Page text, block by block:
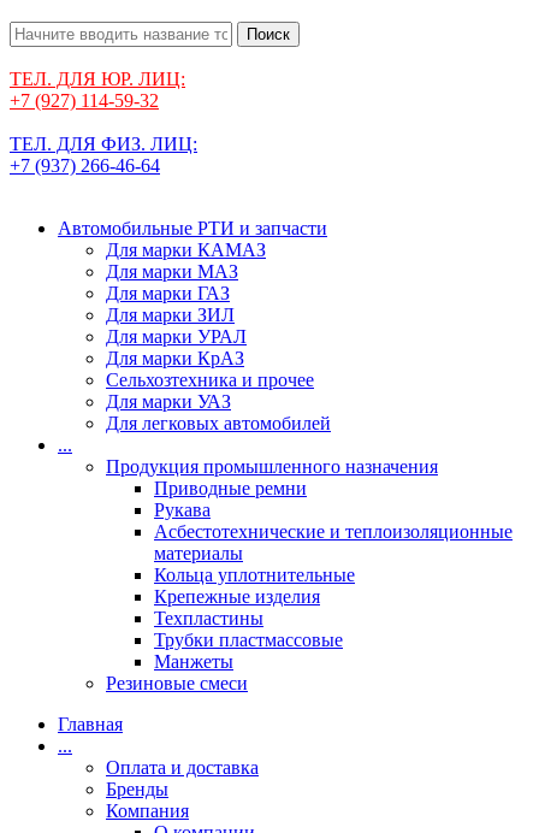
Поиск
ТЕЛ. ДЛЯ ЮР. ЛИЦ:
+7 (927) 114-59-32
ТЕЛ. ДЛЯ ФИЗ. ЛИЦ:
+7 (937) 266-46-64
Автомобильные РТИ и запчасти
Для марки КАМАЗ
Для марки МАЗ
Для марки ГАЗ
Для марки ЗИЛ
Для марки УРАЛ
Для марки КрАЗ
Сельхозтехника и прочее
Для марки УАЗ
Для легковых автомобилей
...
Продукция промышленного назначения
Приводные ремни
Рукава
Асбестотехнические и теплоизоляционные
материалы
Кольца уплотнительные
Крепежные изделия
Техпластины
Трубки пластмассовые
Манжеты
Резиновые смеси
Главная
...
Оплата и доставка
Бренды
Компания